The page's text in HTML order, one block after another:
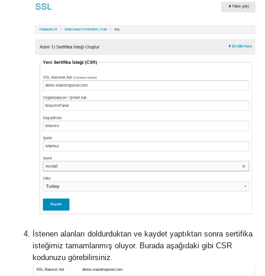
İstenen alanları doldurduktan ve kaydet yaptıktan sonra sertifika
isteğimiz tamamlanmış oluyor. Burada aşağıdaki gibi CSR
kodunuzu görebilirsiniz.